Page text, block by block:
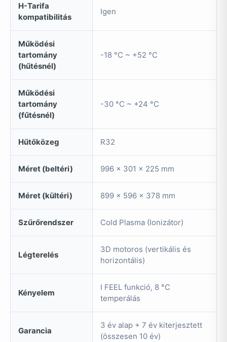
H-Tarifa
kompatibilitás
Igen
Működési
tartomány
(hűtésnél)
-18 °C ~ +52 °C
Működési
tartomány
(fűtésnél)
-30 °C ~ +24 °C
Hűtőközeg R32
Méret (beltéri) 996 x 301 x 225 mm
Méret (kültéri) 899 x 596 x 378 mm
Szűrőrendszer Cold Plasma (Ionizátor)
Légterelés
3D motoros (vertikális és
horizontális)
Kényelem
I FEEL funkció, 8 °C
temperálás
Garancia
3 év alap + 7 év kiterjesztett
(összesen 10 év)